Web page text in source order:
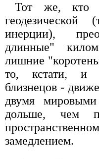
Тот же, кто
инерции),
длинные"
лишние
то, кстати, и
близнецов -
двумя мировыми
дольше, чем
замедлением.